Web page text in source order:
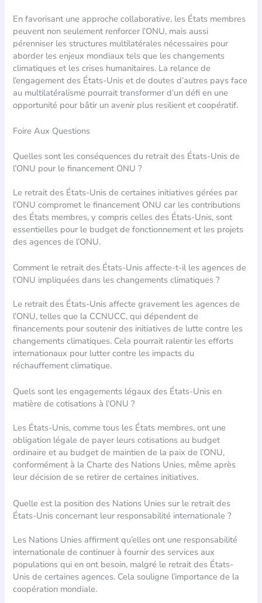
En favorisant une approche collaborative, les États membres
peuvent non seulement renforcer l’ONU, mais aussi
pérenniser les structures multilatérales nécessaires pour
aborder les enjeux mondiaux tels que les changements
climatiques et les crises humanitaires. La relance de
l’engagement des États-Unis et de doutes d’autres pays face
au multilatéralisme pourrait transformer d’un défi en une
opportunité pour bâtir un avenir plus resilient et coopératif.
Foire Aux Questions
Quelles sont les conséquences du retrait des États-Unis de
l’ONU pour le financement ONU ?
Le retrait des États-Unis de certaines initiatives gérées par
l’ONU compromet le financement ONU car les contributions
des États membres, y compris celles des États-Unis, sont
essentielles pour le budget de fonctionnement et les projets
des agences de l’ONU.
Comment le retrait des États-Unis affecte-t-il les agences de
l’ONU impliquées dans les changements climatiques ?
Le retrait des États-Unis affecte gravement les agences de
l’ONU, telles que la CCNUCC, qui dépendent de
financements pour soutenir des initiatives de lutte contre les
changements climatiques. Cela pourrait ralentir les efforts
internationaux pour lutter contre les impacts du
réchauffement climatique.
Quels sont les engagements légaux des États-Unis en
matière de cotisations à l’ONU ?
Les États-Unis, comme tous les États membres, ont une
obligation légale de payer leurs cotisations au budget
ordinaire et au budget de maintien de la paix de l’ONU,
conformément à la Charte des Nations Unies, même après
leur décision de se retirer de certaines initiatives.
Quelle est la position des Nations Unies sur le retrait des
États-Unis concernant leur responsabilité internationale ?
Les Nations Unies affirment qu’elles ont une responsabilité
internationale de continuer à fournir des services aux
populations qui en ont besoin, malgré le retrait des États-
Unis de certaines agences. Cela souligne l’importance de la
coopération mondiale.